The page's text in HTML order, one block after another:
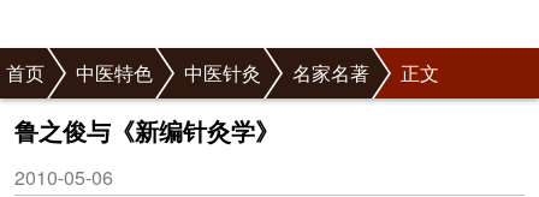
首页 中医特色 中医针灸 名家名著 正文
鲁之俊与《新编针灸学》
2010-05-06